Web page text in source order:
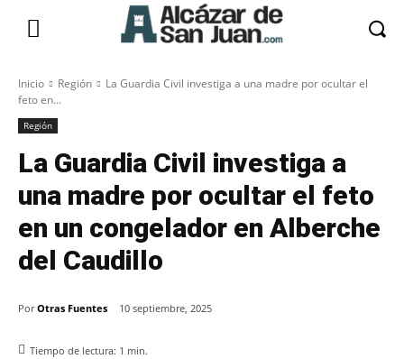
Inicio Región
La Guardia Civil investiga a una madre por ocultar el
feto en...
Región
La Guardia Civil investiga a
una madre por ocultar el feto
en un congelador en Alberche
del Caudillo
Por Otras Fuentes 10 septiembre, 2025
Tiempo de lectura: 1 min.